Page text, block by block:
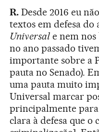
R.Desde 2016 eu
textos em defesa
Universale nem nos
no ano passado
importante sobre a
pauta no Senado).
uma pauta muito
Universal marcar
principalmente
clara à defesa que o